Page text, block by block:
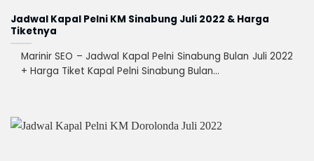
Jadwal Kapal Pelni KM Sinabung Juli 2022 & Harga
Tiketnya
Marinir SEO – Jadwal Kapal Pelni Sinabung Bulan Juli 2022
+ Harga Tiket Kapal Pelni Sinabung Bulan...